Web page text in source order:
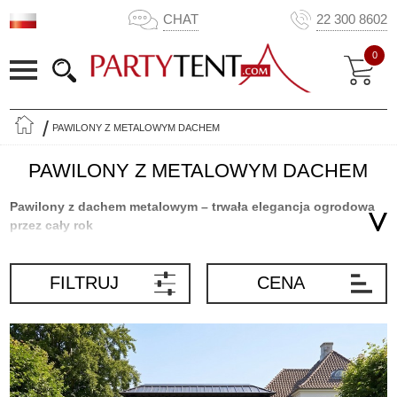
CHAT 22 300 8602
0
PAWILONY Z METALOWYM DACHEM
PAWILONY Z METALOWYM DACHEM
Pawilony z dachem metalowym – trwała elegancja ogrodowa
przez cały rok
jeśli szukasz stabilnej i stylowej konstrukcji, która przetrwa próbę
czasu. Zapewniają pełną ochronę przed słońcem, deszczem i
ogrodów, jak i profesjonalnych przestrzeni zewnętrznych.
Niezależnie od tego, czy planujesz posiłek na świeżym powietrzu,
spotkanie z przyjaciółmi czy chwilę relaksu, pawilon z dachem
metalowym zapewni eleganckie i niezawodne otoczenie na każdą
FILTRUJ CENA